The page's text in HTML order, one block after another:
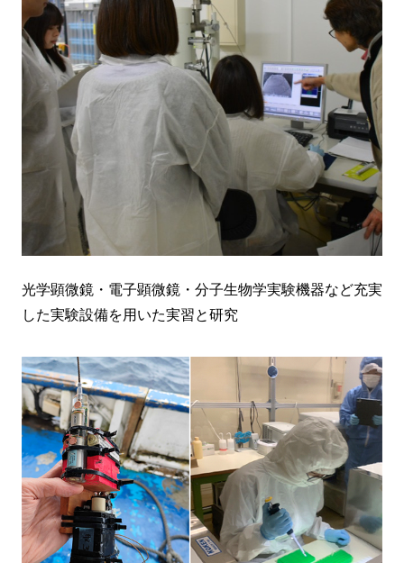
光学顕微鏡・電子顕微鏡・分子生物学実験機器など充実
した実験設備を用いた実習と研究